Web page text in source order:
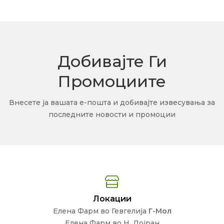
Добивајте Ги
Промоциите
Внесете ја вашата е-пошта и добивајте извесувања за
последните новости и промоции
Локации
Елена Фарм во Гевгелија Г-Мол